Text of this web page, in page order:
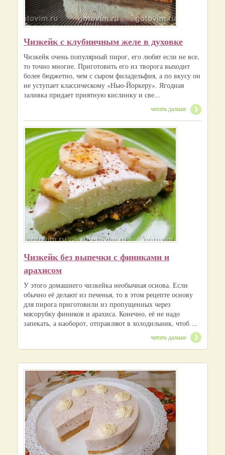
Чизкейк с клубничным желе в духовке
Чизкейк очень популярный пирог, его любят если не все,
то точно многие. Приготовить его из творога выходит
более бюджетно, чем с сыром филадельфия, а по вкусу он
не уступает классическому «Нью-Йоркеру». Ягодная
заливка придает приятную кислинку и све...
читать дальше
Чизкейк без выпечки с финиками и
арахисом
У этого домашнего чизкейка необычная основа. Если
обычно её делают из печенья, то в этом рецепте основу
для пирога приготовили из пропущенных через
мясорубку фиников и арахиса. Конечно, её не надо
запекать, а наоборот, отправляют в холодильник, чтоб ...
читать дальше